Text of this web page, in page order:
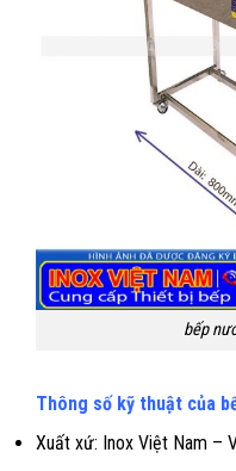
bếp
Thông số kỹ thuật của
Xuất xứ: Inox Việt Nam –